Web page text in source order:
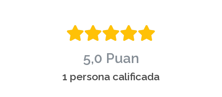
5,0 Puan
1 persona calificada